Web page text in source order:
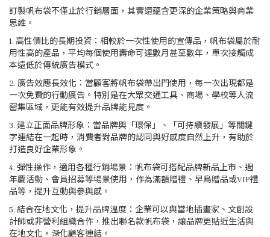
訂製帆布袋不僅止於行銷層面，其實還蘊含更深的企業策略與商業
思維。
1. 高性價比的長期投資：相較於一次性使用的宣傳品，帆布袋屬於耐
用性高的產品，平均每個使用壽命可達數月甚至數年，單次接觸成
本遠低於傳統廣告模式。
2. 廣告效應長效化：當顧客將帆布袋帶出門使用，每一次出現都是
一次免費的行動廣告。特別是在大眾交通工具、商場、學校等人流
密集區域，更能有效提升品牌能見度。
3. 建立正面品牌形象：當品牌與「環保」、「可持續發展」等關鍵
字連結在一起時，消費者對品牌的認同與好感度自然上升，有助於
打造良好企業形象。
4. 彈性操作，適用各種行銷場景：帆布袋可搭配品牌新品上市、週
年慶活動、會員招募等場景使用，作為滿額贈禮、早鳥贈品或VIP禮
品等，提升互動與參與感。
5. 結合在地文化，提升品牌溫度：企業可以與當地插畫家、文創設
計師或非營利組織合作，推出聯名款帆布袋，讓品牌更貼近生活與
在地文化，深化顧客連結。